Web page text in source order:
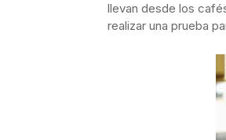
llevan desde los
realizar una prueba